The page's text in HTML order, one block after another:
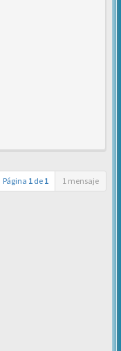
Página 1 de 1 1 mensaje